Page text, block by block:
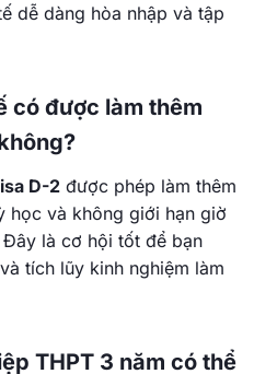
dễ dàng hòa nhập và tập
có được làm thêm
D-2 được phép làm thêm
học và không giới hạn giờ
là cơ hội tốt để bạn
tích lũy kinh nghiệm làm
THPT 3 năm có thể